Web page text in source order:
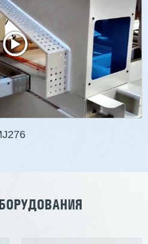
мм
580 мм